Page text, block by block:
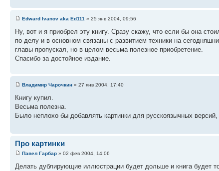
Edward Ivanov aka Ed111 » 25 янв 2004, 09:56
Ну, вот и я приобрел эту книгу. Сразу скажу, что если бы она
по делу и в основном связаны с развитием техники на
главы пропускал, но в целом весьма полезное приобретение.
Спасибо за достойное издание.
Владимир Чарочкин » 27 янв 2004, 17:40
Книгу купил.
Весьма полезна.
Было неплохо бы добавлять картинки для русскоязычных
Про картинки
Павел Гарбар » 02 фев 2004, 14:06
Делать дублирующие иллюстрации будет дольше и книга будет